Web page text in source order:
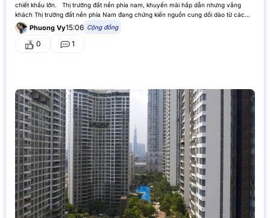
chiết khấu lớn. Thị trường đất nền phía nam, khuyến mãi hấp dẫn nhưng vắng
khách Thị trường đất nền phía Nam đang chứng kiến nguồn cung dồi dào từ các
dự… Phuong Vy15:06 Cộng đồng
0 1